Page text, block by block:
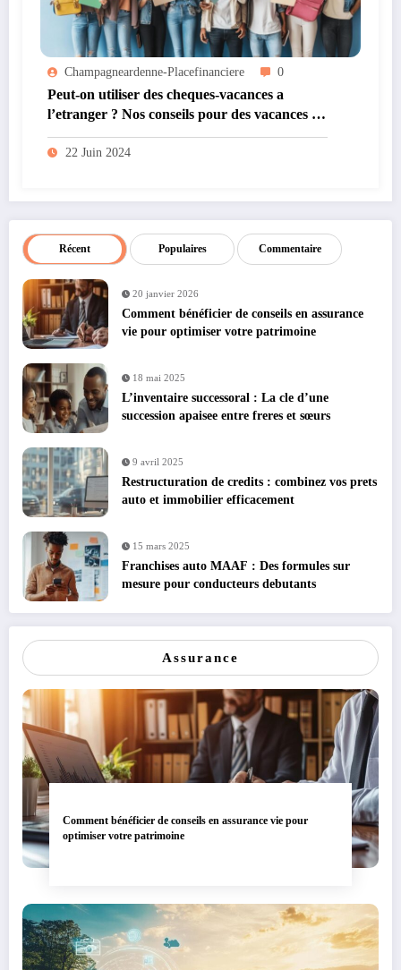
Champagneardenne-Placefinanciere 0
Peut-on utiliser des cheques-vacances a
l’etranger ? Nos conseils pour des vacances en
Espagne et au Portugal
22 Juin 2024
Récent Populaires Commentaire
20 janvier 2026
Comment bénéficier de conseils en assurance
vie pour optimiser votre patrimoine
18 mai 2025
L’inventaire successoral : La cle d’une
succession apaisee entre freres et sœurs
9 avril 2025
Restructuration de credits : combinez vos prets
auto et immobilier efficacement
15 mars 2025
Franchises auto MAAF : Des formules sur
mesure pour conducteurs debutants
Assurance
Comment bénéficier de conseils en assurance vie pour
optimiser votre patrimoine